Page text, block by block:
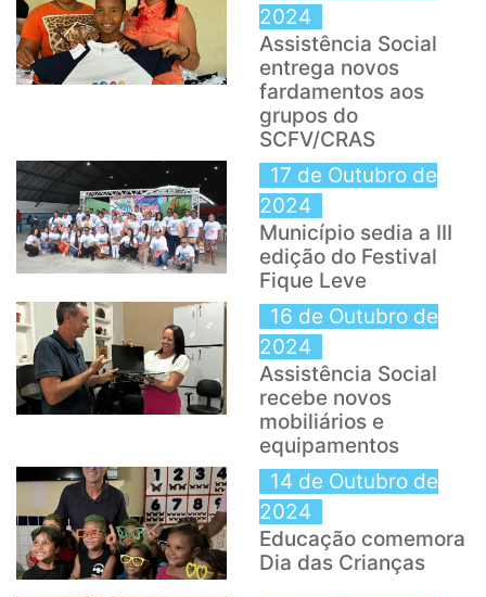
2024
Assistência Social
entrega novos
fardamentos aos
grupos do
SCFV/CRAS
17 de Outubro de
2024
Município sedia a III
edição do Festival
Fique Leve
16 de Outubro de
2024
Assistência Social
recebe novos
mobiliários e
equipamentos
14 de Outubro de
2024
Educação comemora
Dia das Crianças